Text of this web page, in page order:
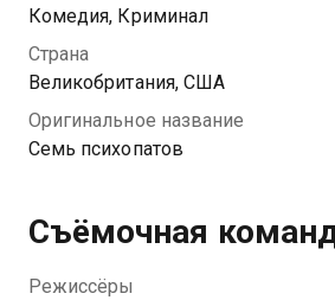
поучаствовать в похищении
чтобы вдохновиться, а заодно и
Марти принимает предложение,
забыл упомянуть, что собачка
беспощадному гангстеру, который
любимого питомца.
Комедия, Криминал
Страна
Великобритания, США
Оригинальное название
Семь психопатов
Съёмочная
Режиссёры